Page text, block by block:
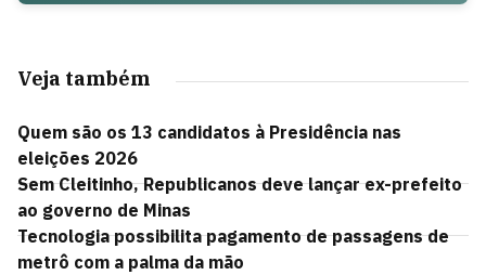
Veja também
Quem são os 13 candidatos à Presidência nas
eleições 2026
Sem Cleitinho, Republicanos deve lançar ex-prefeito
ao governo de Minas
Tecnologia possibilita pagamento de passagens de
metrô com a palma da mão